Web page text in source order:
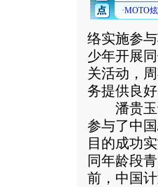
络实施参
少年开展
关活动，
务提供良
潘贵玉说
参与了中
目的成功
同年龄段
前，中国